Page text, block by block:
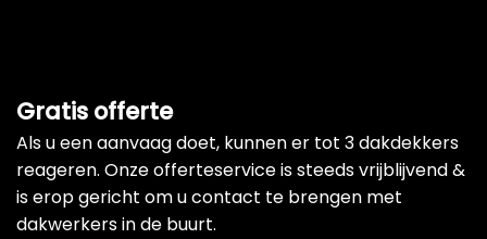
Gratis offerte
Als u een aanvaag doet, kunnen er tot 3 dakdekkers
reageren. Onze offerteservice is steeds vrijblijvend &
is erop gericht om u contact te brengen met
dakwerkers in de buurt.